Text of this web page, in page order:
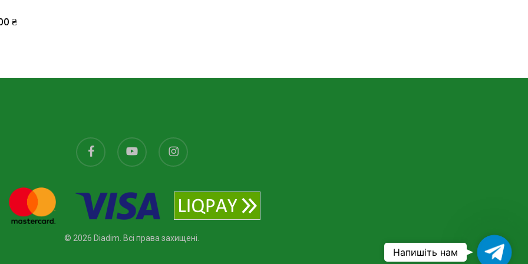
₴
facebook youtube instagram
© 2026 Diadim. Всі права захищені.
Ваш
Напишіть нам